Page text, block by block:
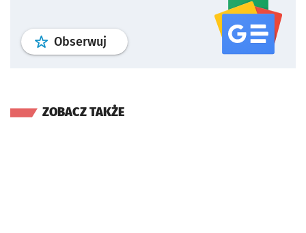
Obserwuj profil serwisu
ZOBACZ TAKŻE